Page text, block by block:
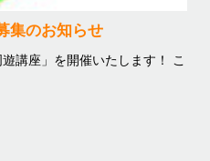
集のお知らせ
講座」を開催いたします！ こ